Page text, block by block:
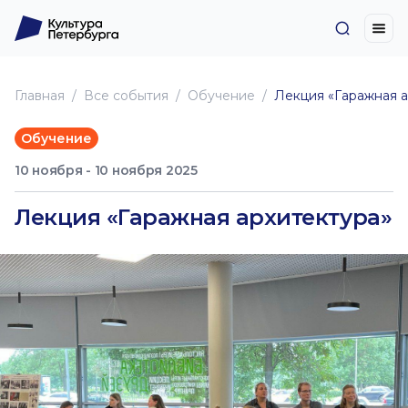
Главная Все события Обучение Лекция «Гаражная
Обучение
10 ноября - 10 ноября 2025
Лекция «Гаражная архитектура»